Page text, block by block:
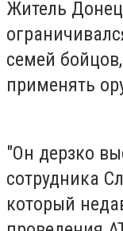
Житель
семей
применять
"Он дерзко
сотрудника
который